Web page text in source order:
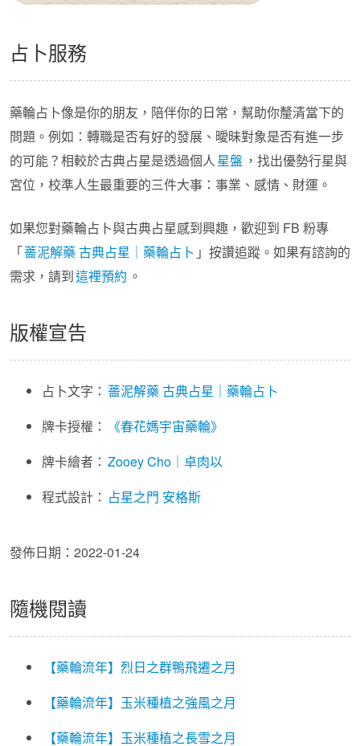
占卜服務
藥輪占卜像是你的朋友，陪伴你的日常，幫助你釐清當下的
問題。例如：轉職是否有好的發展、曖昧對象是否有進一步
的可能？相較於古典占星是透過個人星盤 ，找出優勢行星與
宮位，校準人生最重要的三件大事：事業、感情、財運。
如果您對藥輪占卜與古典占星感到興趣，歡迎到 FB 粉專
「薔泥解藥 古典占星｜藥輪占卜 」按讚追蹤。如果有諮詢的
需求，請到這裡預約 。
版權宣告
占卜文字： 薔泥解藥 古典占星｜藥輪占卜
牌卡授權：
《春花媽宇宙藥輪》
牌卡繪者： Zooey Cho｜卓肉以
程式設計： 占星之門 安格斯
發佈日期：2022-01-24
隨機閱讀
【藥輪流年】烈日之群鴨飛遷之月
【藥輪流年】玉米種植之強風之月
【藥輪流年】玉米種植之長雪之月